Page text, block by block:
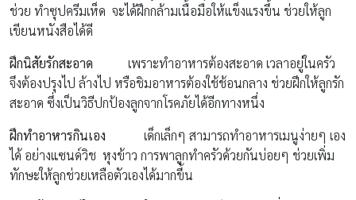
ช่วย ทำซุปครีมเห็ด จะได้ฝึกกล้ามเนื้อมือให้แข็งแรงขึ้น ช่วยให้ลูก
เขียนหนังสือได้ดี
ฝึกนิสัยรักสะอาด เพราะทำอาหารต้องสะอาด เวลาอยู่ในครัว
จึงต้องปรุงไป ล้างไป หรือชิมอาหารต้องใช้ช้อนกลาง ช่วยฝึกให้ลูกรัก
สะอาด ซึ่งเป็นวิธีปกป้องลูกจากโรคภัยได้อีกทางหนึ่ง
ฝึกทำอาหารกินเอง เด็กเล็กๆ สามารถทำอาหารเมนูง่ายๆ เอง
ได้ อย่างแซนด์วิช หุงข้าว การพาลูกทำครัวด้วยกันบ่อยๆ ช่วยเพิ่ม
ทักษะให้ลูกช่วยเหลือตัวเองได้มากขึ้น